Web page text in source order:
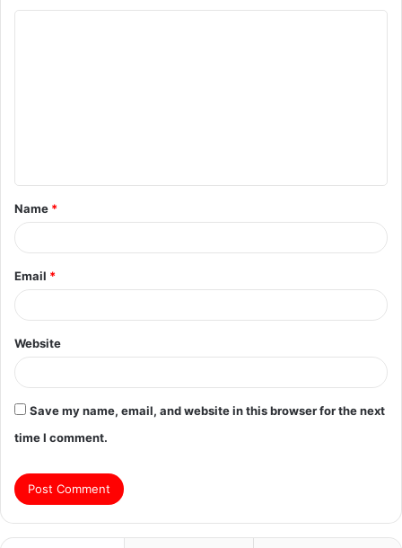
t
*
Name *
Email *
Website
Save my name, email, and website in this browser for the next
time I comment.